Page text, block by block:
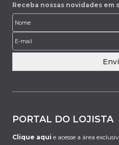
Receba nossas novidades em
PORTAL DO LOJISTA
Clique aqui e acesse a área